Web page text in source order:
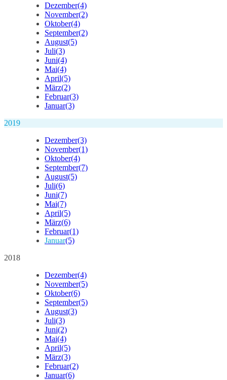
Dezember(4)
November(2)
Oktober(4)
September(2)
August(5)
Juli(3)
Juni(4)
Mai(4)
April(5)
März(2)
Februar(3)
Januar(3)
2019
Dezember(3)
November(1)
Oktober(4)
September(7)
August(5)
Juli(6)
Juni(7)
Mai(7)
April(5)
März(6)
Februar(1)
Januar(5)
2018
Dezember(4)
November(5)
Oktober(6)
September(5)
August(3)
Juli(3)
Juni(2)
Mai(4)
April(5)
März(3)
Februar(2)
Januar(6)